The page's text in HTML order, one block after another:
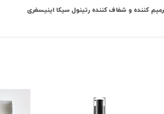
کننده و شفاف کننده رتینول سیکا اینیسفری